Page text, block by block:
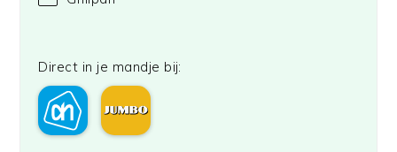
Direct in je mandje bij: